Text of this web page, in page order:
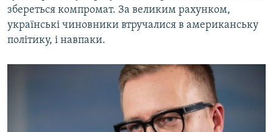
збереться компромат. За великим рахунком,
українські чиновники втручалися в американську
політику, і навпаки.